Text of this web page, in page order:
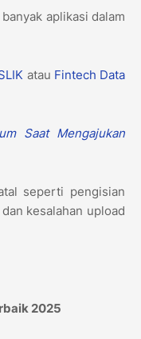
aplikasi dalam
atau Fintech Data
Saat Mengajukan
seperti pengisian
kesalahan upload
2025